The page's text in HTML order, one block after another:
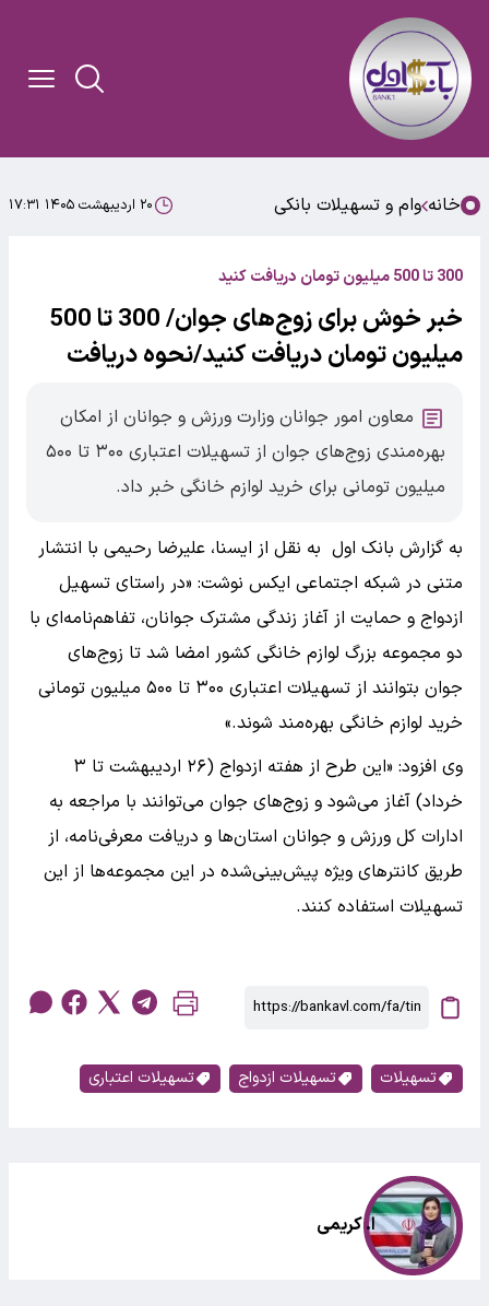
خانه وام و تسهیلات بانکی ۲۰ اردیبهشت ۱۴۰۵ ۱۷:۳۱
300 تا 500 میلیون تومان دریافت کنید
خبر خوش برای زوج‌های جوان/ 300 تا 500
میلیون تومان دریافت کنید/نحوه دریافت
معاون امور جوانان وزارت ورزش و جوانان از امکان
بهره‌مندی زوج‌های جوان از تسهیلات اعتباری ۳۰۰ تا ۵۰۰
میلیون تومانی برای خرید لوازم خانگی خبر داد.
به گزارش بانک اول به نقل از ایسنا، علیرضا رحیمی با انتشار
متنی در شبکه اجتماعی ایکس نوشت: «در راستای تسهیل
‌ازدواج ⁩و حمایت از آغاز زندگی مشترک جوانان، تفاهم‌نامه‌ای با
دو مجموعه بزرگ لوازم خانگی کشور امضا شد تا زوج‌های
جوان بتوانند از تسهیلات اعتباری ۳۰۰ تا ۵۰۰ میلیون تومانی
خرید لوازم خانگی بهره‌مند شوند.»
‌وی افزود: «این طرح از ‌هفته ازدواج ⁩(۲۶ اردیبهشت تا ۳
خرداد) آغاز می‌شود و زوج‌های جوان می‌توانند با مراجعه به
ادارات کل ورزش و جوانان استان‌ها و دریافت معرفی‌نامه، از
طریق کانترهای ویژه پیش‌بینی‌شده در این مجموعه‌ها از این
تسهیلات استفاده کنند.
تسهیلات تسهیلات ازدواج تسهیلات اعتباری
ا. کریمی